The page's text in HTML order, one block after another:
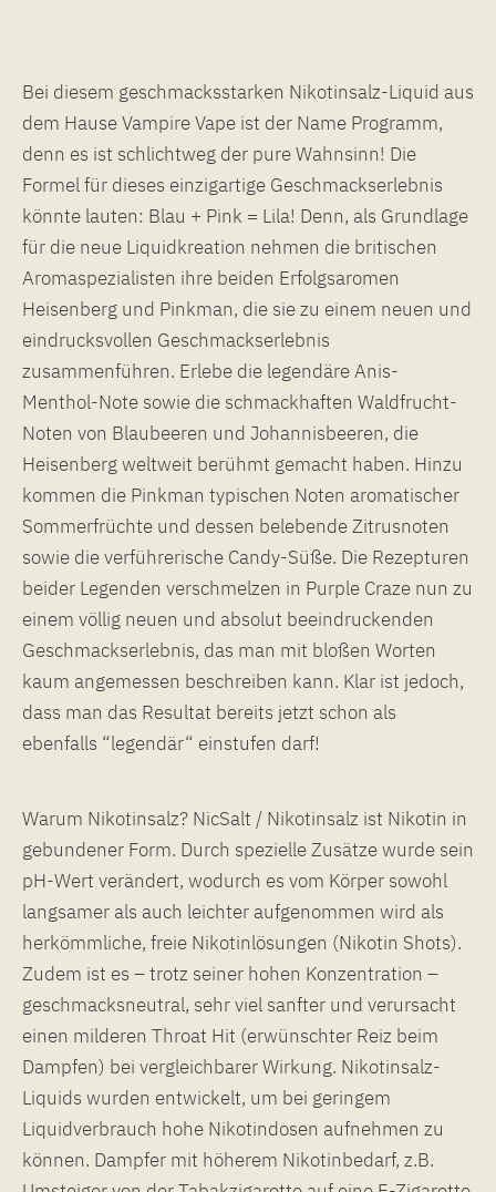
Bei diesem geschmacksstarken Nikotinsalz-Liquid aus
dem Hause Vampire Vape ist der Name Programm,
denn es ist schlichtweg der pure Wahnsinn! Die
Formel für dieses einzigartige Geschmackserlebnis
könnte lauten: Blau + Pink = Lila! Denn, als Grundlage
für die neue Liquidkreation nehmen die britischen
Aromaspezialisten ihre beiden Erfolgsaromen
Heisenberg und Pinkman, die sie zu einem neuen und
eindrucksvollen Geschmackserlebnis
zusammenführen. Erlebe die legendäre Anis-
Menthol-Note sowie die schmackhaften Waldfrucht-
Noten von Blaubeeren und Johannisbeeren, die
Heisenberg weltweit berühmt gemacht haben. Hinzu
kommen die Pinkman typischen Noten aromatischer
Sommerfrüchte und dessen belebende Zitrusnoten
sowie die verführerische Candy-Süße. Die Rezepturen
beider Legenden verschmelzen in Purple Craze nun zu
einem völlig neuen und absolut beeindruckenden
Geschmackserlebnis, das man mit bloßen Worten
kaum angemessen beschreiben kann. Klar ist jedoch,
dass man das Resultat bereits jetzt schon als
ebenfalls “legendär“ einstufen darf!
Warum Nikotinsalz? NicSalt / Nikotinsalz ist Nikotin in
gebundener Form. Durch spezielle Zusätze wurde sein
pH-Wert verändert, wodurch es vom Körper sowohl
langsamer als auch leichter aufgenommen wird als
herkömmliche, freie Nikotinlösungen (Nikotin Shots).
Zudem ist es – trotz seiner hohen Konzentration –
geschmacksneutral, sehr viel sanfter und verursacht
einen milderen Throat Hit (erwünschter Reiz beim
Dampfen) bei vergleichbarer Wirkung. Nikotinsalz-
Liquids wurden entwickelt, um bei geringem
Liquidverbrauch hohe Nikotindosen aufnehmen zu
können. Dampfer mit höherem Nikotinbedarf, z.B.